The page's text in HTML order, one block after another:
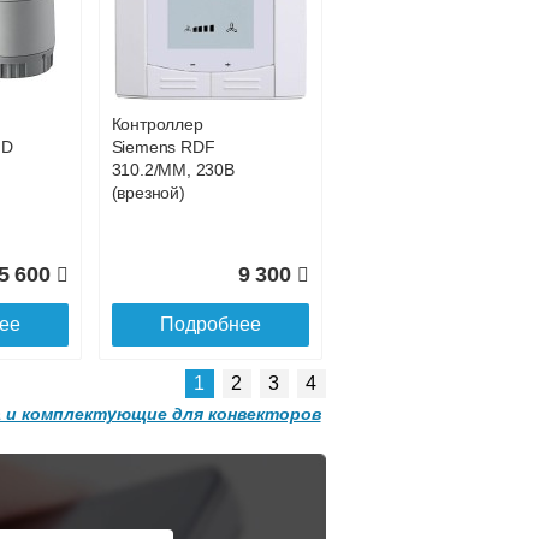
809 31 311
Подробнее
с
501
решеткой
GRILL.SGW-20-
1200 орех
Подробнее
Конвектор
GRILL.SGA-20-
600
Контроллер
Siemens RDF
310.2/MM, 230В
(врезной)
9 300
Подробнее
1 2 3 4
комплектующие для конвекторов